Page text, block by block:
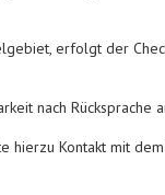
erfolgt der
nach Rücksprache
hierzu Kontakt mit